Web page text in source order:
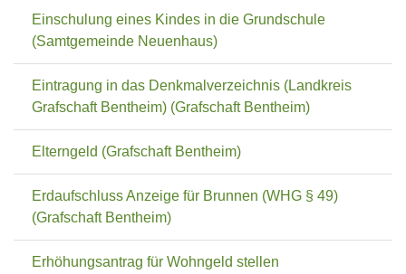
Einschulung eines Kindes in die Grundschule
(Samtgemeinde Neuenhaus)
Eintragung in das Denkmalverzeichnis (Landkreis
Grafschaft Bentheim) (Grafschaft Bentheim)
Elterngeld (Grafschaft Bentheim)
Erdaufschluss Anzeige für Brunnen (WHG § 49)
(Grafschaft Bentheim)
Erhöhungsantrag für Wohngeld stellen